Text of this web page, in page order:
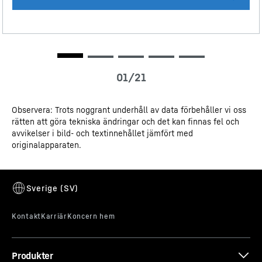
FreshAir aktivt kolfilter
Din vinsamling förtjänar bästa möjliga luftkvalitet.
Därför har Monolith ett FreshAir-aktivt kolfilter i alla
vinfack. Detta gör att dina favoritviner alltid är
skyddade. Den inkommande luften renas och
obehagliga lukter filtreras bort.
3D-data
CE-certifikat
Observera: Trots noggrant underhåll av data förbehåller vi oss
rätten att göra tekniska ändringar och det kan finnas fel och
avvikelser i bild- och textinnehållet jämfört med
originalapparaten.
Produkter